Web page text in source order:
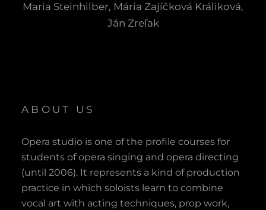
Maria Steinhilber, Mária Zajíčková Králiková,
Ján Zreľak
ABOUT US
Opera studio is one of the profile courses for
students of opera singing and opera directing
(until 2006). It represents a kind of production
practice in which soloists learn to combine
vocal art with acting techniques, prop work,